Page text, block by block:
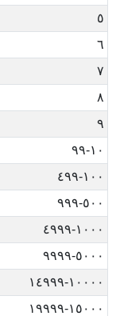
٥
٦
٧
٨
٩
١٠-٩٩
١٠٠-٤٩٩
٥٠٠-٩٩٩
١٠٠٠-٤٩٩٩
٥٠٠٠-٩٩٩٩
١٠٠٠٠-١٤٩٩٩
١٥٠٠٠-١٩٩٩٩